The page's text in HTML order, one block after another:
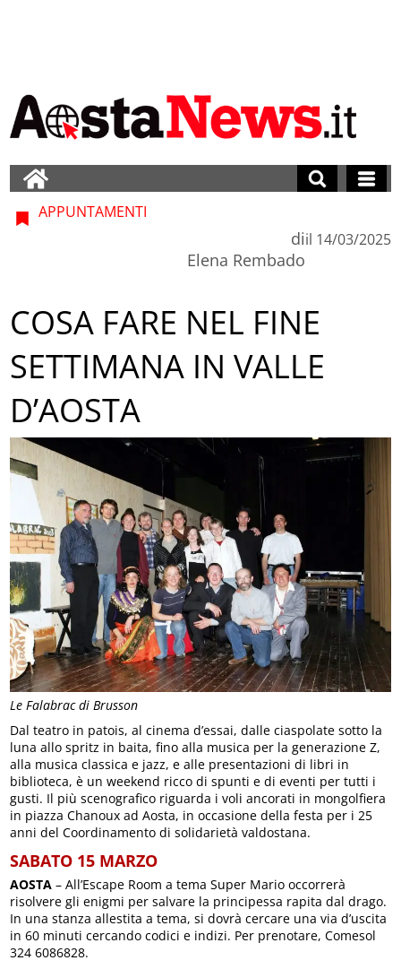
Le Falabrac di Brusson
APPUNTAMENTI
di
Elena Rembado
il 14/03/2025
COSA FARE NEL FINE
SETTIMANA IN VALLE
D’AOSTA
Dal teatro in patois, al cinema d’essai, dalle ciaspolate sotto la
luna allo spritz in baita, fino alla musica per la generazione Z,
alla musica classica e jazz, e alle presentazioni di libri in
biblioteca, è un weekend ricco di spunti e di eventi per tutti i
gusti. Il più scenografico riguarda i voli ancorati in mongolfiera
in piazza Chanoux ad Aosta, in occasione della festa per i 25
anni del Coordinamento di solidarietà valdostana.
SABATO 15 MARZO
AOSTA – All’Escape Room a tema Super Mario occorrerà
risolvere gli enigmi per salvare la principessa rapita dal drago.
In una stanza allestita a tema, si dovrà cercare una via d’uscita
in 60 minuti cercando codici e indizi. Per prenotare, Comesol
324 6086828.